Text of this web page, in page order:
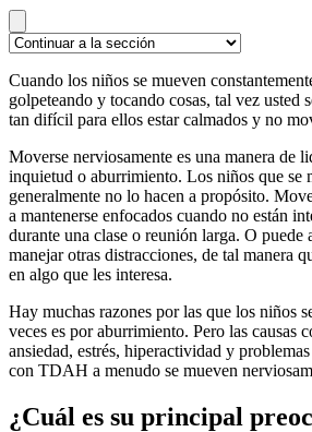
Cuando los niños se mueven
golpeteando y tocando cosas, tal vez usted
tan difícil para ellos estar calmados y no
Moverse nerviosamente es una manera de
inquietud o aburrimiento. Los niños que se
generalmente no lo hacen a propósito.
a mantenerse enfocados cuando no están
durante una clase o reunión larga. O puede
manejar otras distracciones, de tal manera
en algo que les interesa.
Hay muchas razones por las que los niños
veces es por aburrimiento. Pero las causas
ansiedad, estrés, hiperactividad y
con TDAH a menudo se mueven
¿Cuál es su principal